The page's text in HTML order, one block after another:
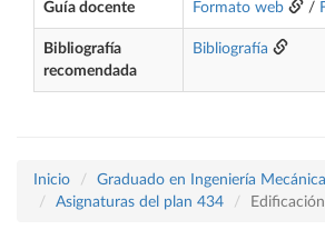
Guía docente Formato web /
Bibliografía
recomendada
Bibliografía
Inicio
Graduado en Ingeniería Mecánica
Asignaturas del plan 434